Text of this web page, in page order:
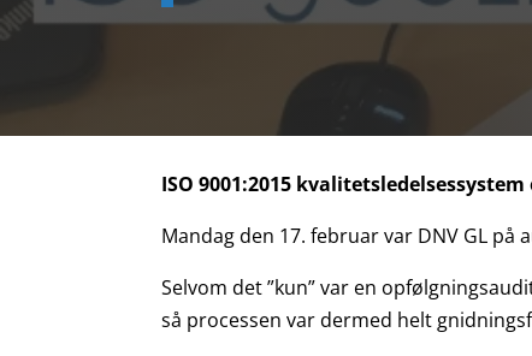
ISO 9001:2015
Mandag den 17. februar var DNV GL på
Selvom det ”kun” var en
så processen var dermed helt